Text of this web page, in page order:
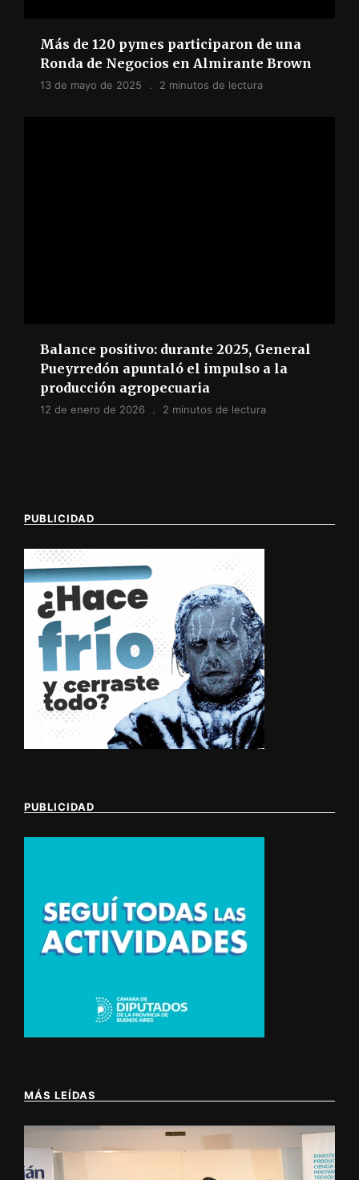
Más de 120 pymes participaron de una
Ronda de Negocios en Almirante Brown
13 de mayo de 2025 2 minutos de lectura
Balance positivo: durante 2025, General
Pueyrredón apuntaló el impulso a la
producción agropecuaria
12 de enero de 2026 2 minutos de lectura
PUBLICIDAD
PUBLICIDAD
MÁS LEÍDAS